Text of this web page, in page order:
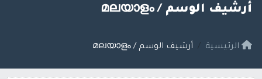
أرشيف الوسم /മലയാളം
الرئيسية أرشيف الوسم / മലയാളം